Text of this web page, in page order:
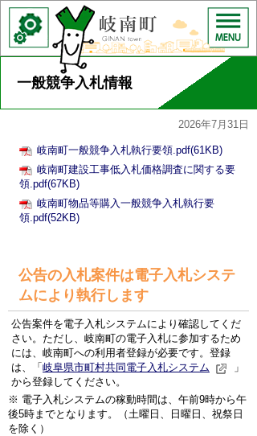
一般競争入札情報
2026年7月31日
岐南町一般競争入札執行要領.pdf(61KB)
岐南町建設工事低入札価格調査に関する要
領.pdf(67KB)
岐南町物品等購入一般競争入札執行要
領.pdf(52KB)
公告の入札案件は電子入札システ
ムにより執行します
公告案件を電子入札システムにより確認してくだ
さい。ただし、岐南町の電子入札に参加するため
には、岐南町への利用者登録が必要です。登録
は、「 岐阜県市町村共同電子入札システム
」
から登録してください。
※ 電子入札システムの稼動時間は、午前9時から午
後5時までとなります。（土曜日、日曜日、祝祭日
を除く）